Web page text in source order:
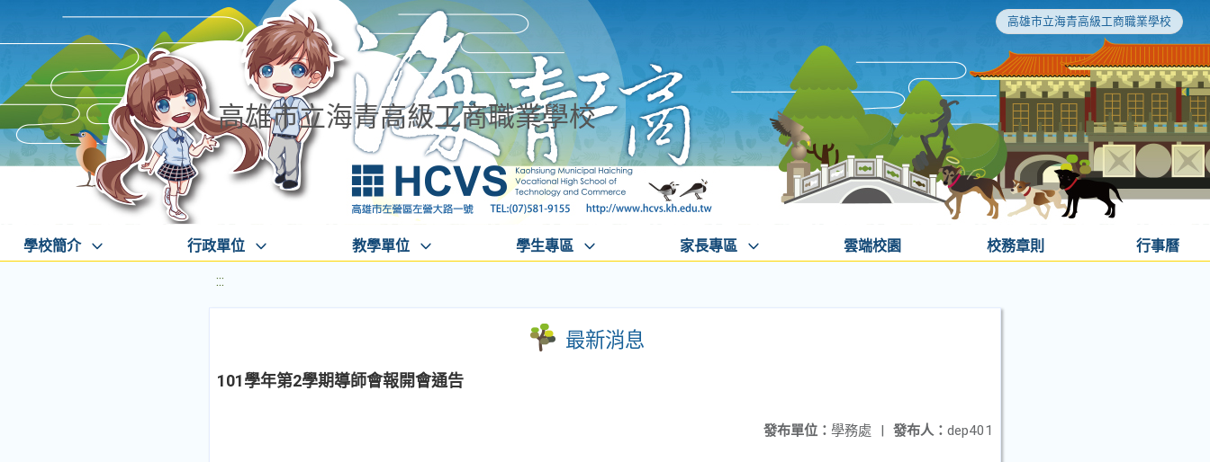
高雄市立海青高級工商職業學校
高雄市立海青高級工商職業學校
學校簡介 行政單位 教學單位 學生專區 家長專區 雲端校園 校務章則 行事曆
:::
最新消息
101學年第2學期導師會報開會通告
發布人： dep401
發布單位： 學務處 |